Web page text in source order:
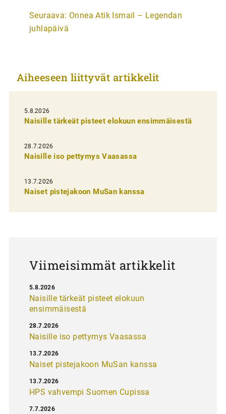
i
k
l
e
s
e
l
a
u
Seuraava: Onnea Atik Ismail – Legendan
juhlapäivä
Aiheeseen liittyvät artikkelit
5.8.2026
Naisille tärkeät pisteet elokuun ensimmäisestä
28.7.2026
Naisille iso pettymys Vaasassa
13.7.2026
Naiset pistejakoon MuSan kanssa
Viimeisimmät artikkelit
Naisille tärkeät pisteet elokuun
ensimmäisestä
5.8.2026
Naisille iso pettymys Vaasassa
28.7.2026
Naiset pistejakoon MuSan kanssa
13.7.2026
HPS vahvempi Suomen Cupissa
13.7.2026
7.7.2026